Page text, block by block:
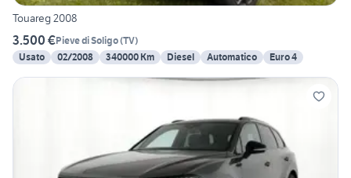
Touareg 2008
3.500 €Pieve di Soligo(TV)
Usato
02/2008 340000 Km Diesel Automatico Euro 4